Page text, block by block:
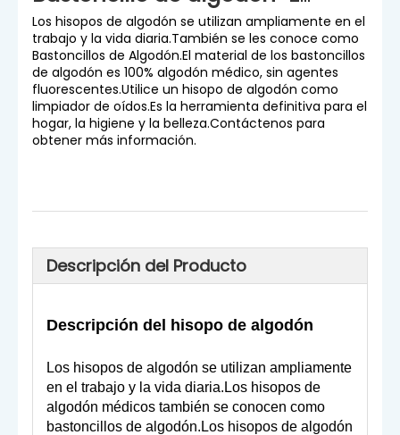
Los hisopos de algodón se utilizan ampliamente en el
trabajo y la vida diaria.También se les conoce como
Bastoncillos de Algodón.El material de los bastoncillos
de algodón es 100% algodón médico, sin agentes
fluorescentes.Utilice un hisopo de algodón como
limpiador de oídos.Es la herramienta definitiva para el
hogar, la higiene y la belleza.Contáctenos para
obtener más información.
Descripción del Producto
Descripción del hisopo de algodón
Los hisopos de algodón se utilizan ampliamente
en el trabajo y la vida diaria.Los hisopos de
algodón médicos también se conocen como
bastoncillos de algodón.Los hisopos de algodón